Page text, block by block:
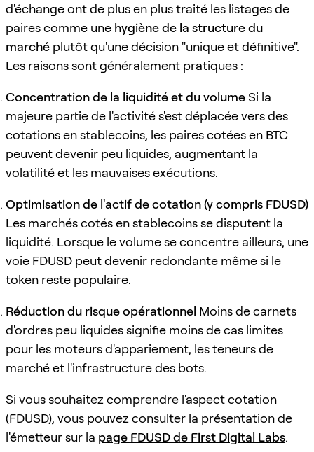
d'échange ont de plus en plus traité les listages de
paires comme une hygiène de la structure du
marché plutôt qu'une décision "unique et définitive".
Les raisons sont généralement pratiques :
Concentration de la liquidité et du volumeSi la
majeure partie de l'activité s'est déplacée vers des
cotations en stablecoins, les paires cotées en BTC
peuvent devenir peu liquides, augmentant la
volatilité et les mauvaises exécutions.
Optimisation de l'actif de cotation (y compris FDUSD)
Les marchés cotés en stablecoins se disputent la
liquidité. Lorsque le volume se concentre ailleurs, une
voie FDUSD peut devenir redondante même si le
token reste populaire.
Réduction du risque opérationnel Moins de carnets
d'ordres peu liquides signifie moins de cas limites
pour les moteurs d'appariement, les teneurs de
marché et l'infrastructure des bots.
Si vous souhaitez comprendre l'aspect cotation
(FDUSD), vous pouvez consulter la présentation de
l'émetteur sur la page FDUSD de First Digital Labs.